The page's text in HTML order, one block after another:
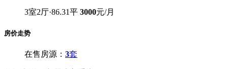
3室2厅·86.31平 3000元/月
房价走势
在售房源： 3套